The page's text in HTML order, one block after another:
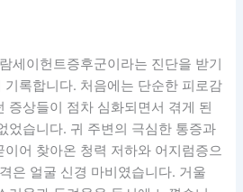
세이헌트증후군이라는 진단을 받기
록합니다. 처음에는 단순한 피로감
증상들이 점차 심화되면서 겪게 된
었습니다. 귀 주변의 극심한 통증과
어 찾아온 청력 저하와 어지럼증으
은 얼굴 신경 마비였습니다. 거울